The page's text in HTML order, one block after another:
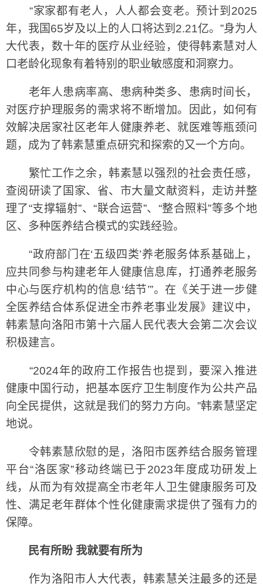
“家家都有老人，人人都会变老。预计到2025
年，我国65岁及以上的人口将达到2.21亿。”身为人
大代表，数十年的医疗从业经验，使得韩素慧对人
口老龄化现象有着特别的职业敏感度和洞察力。
老年人患病率高、患病种类多、患病时间长，
对医疗护理服务的需求将不断增加。因此，如何有
效解决居家社区老年人健康养老、就医难等瓶颈问
题，成为了韩素慧重点研究和探索的又一个方向。
繁忙工作之余，韩素慧以强烈的社会责任感，
查阅研读了国家、省、市大量文献资料，走访并整
理了“支撑辐射”、“联合运营”、“整合照料”等多个地
区、多种医养结合模式的实践经验。
“政府部门在‘五级四类’养老服务体系基础上，
应共同参与构建老年人健康信息库，打通养老服务
中心与医疗机构的信息‘结节’”。在《关于进一步健
全医养结合体系促进全市养老事业发展》建议中，
韩素慧向洛阳市第十六届人民代表大会第二次会议
积极建言。
“2024年的政府工作报告也提到，要深入推进
健康中国行动，把基本医疗卫生制度作为公共产品
向全民提供，这就是我们的努力方向。”韩素慧坚定
地说。
令韩素慧欣慰的是，洛阳市医养结合服务管理
平台“洛医家”移动终端已于2023年度成功研发上
线，从而为有效提高全市老年人卫生健康服务可及
性、满足老年群体个性化健康需求提供了强有力的
保障。
民有所盼 我就要有所为
作为洛阳市人大代表，韩素慧关注最多的还是